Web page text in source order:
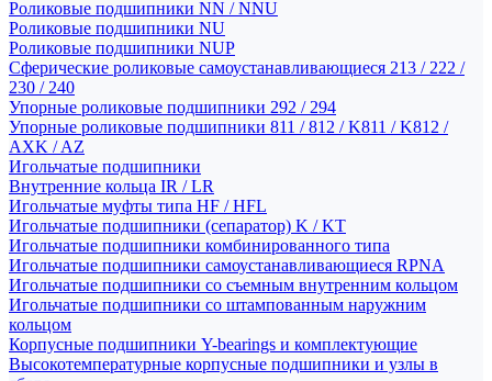
Роликовые подшипники NN / NNU
Роликовые подшипники NU
Роликовые подшипники NUP
Сферические роликовые самоустанавливающиеся 213 / 222 /
230 / 240
Упорные роликовые подшипники 292 / 294
Упорные роликовые подшипники 811 / 812 / K811 / K812 /
AXK / AZ
Игольчатые подшипники
Внутренние кольца IR / LR
Игольчатые муфты типа HF / HFL
Игольчатые подшипники (сепаратор) K / KT
Игольчатые подшипники комбинированного типа
Игольчатые подшипники самоустанавливающиеся RPNA
Игольчатые подшипники со съемным внутренним кольцом
Игольчатые подшипники со штампованным наружним
кольцом
Корпусные подшипники Y-bearings и комплектующие
Высокотемпературные корпусные подшипники и узлы в